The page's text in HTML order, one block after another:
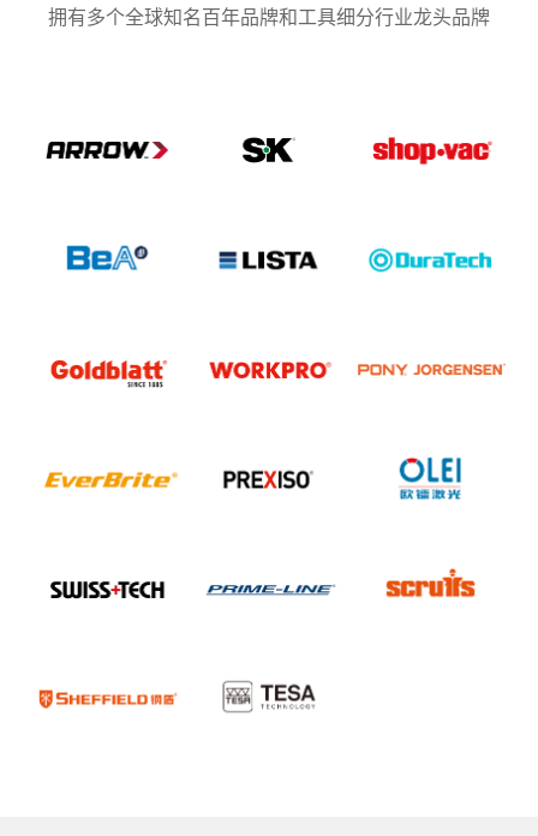
拥有多个全球知名百年品牌和工具细分行业龙头品牌